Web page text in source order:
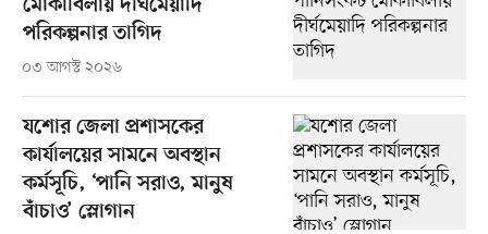
মোকাবিলায় দীর্ঘমেয়াদি
পরিকল্পনার তাগিদ
০৩ আগস্ট ২০২৬
যশোর জেলা প্রশাসকের
কার্যালয়ের সামনে অবস্থান
কর্মসূচি, ‘পানি সরাও, মানুষ
বাঁচাও’ স্লোগান